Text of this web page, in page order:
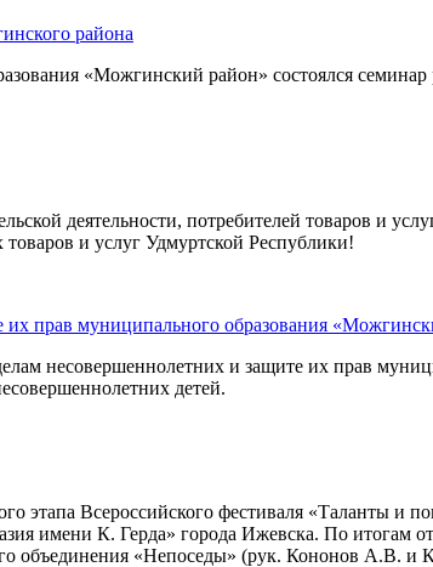
района
«Можгинский район» состоялся
деятельности, потребителей товаров и
и услуг Удмуртской Республики!
прав муниципального образования
несовершеннолетних и защите их прав
детей.
этапа Всероссийского фестиваля
имени К. Герда» города Ижевска. По
объединения «Непоседы» (рук. Кононов А.В.